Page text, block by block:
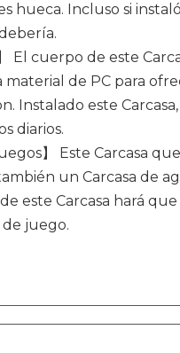
hueca. Incluso si
El cuerpo de este
de PC para
Instalado este
diarios.
】 Este Carcasa
un Carcasa de
este Carcasa hará
juego.